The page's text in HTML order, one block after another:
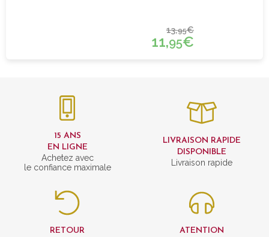
13,95€
11,95€
15 ANS
EN LIGNE
Achetez avec
le confiance maximale
LIVRAISON RAPIDE
DISPONIBLE
Livraison rapide
RETOUR
ATENTION